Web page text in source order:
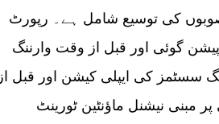
کی توسیع شامل ہے۔ رپورٹ
گوئی اور قبل از وقت وارننگ
سسٹمز کی ایپلی کیشن اور قبل از
مبنی نیشنل ماؤنٹین ٹورینٹ